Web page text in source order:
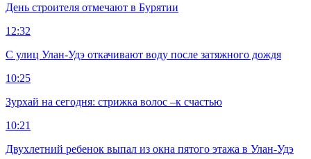
День строителя отмечают в Бурятии
12:32
С улиц Улан-Удэ откачивают воду после затяжного дождя
10:25
Зурхай на сегодня: стрижка волос –к счастью
10:21
Двухлетний ребенок выпал из окна пятого этажа в Улан-Удэ